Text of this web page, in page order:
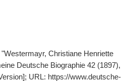
Christiane Henriette
Deutsche Biographie 42 (1897),
URL: https://www.deutsche-